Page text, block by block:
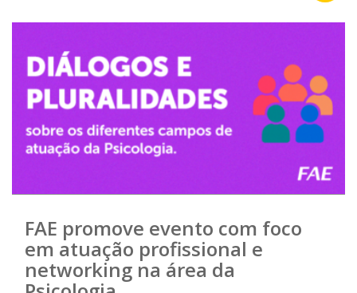
FAE promove evento com foco
em atuação profissional e
networking na área da